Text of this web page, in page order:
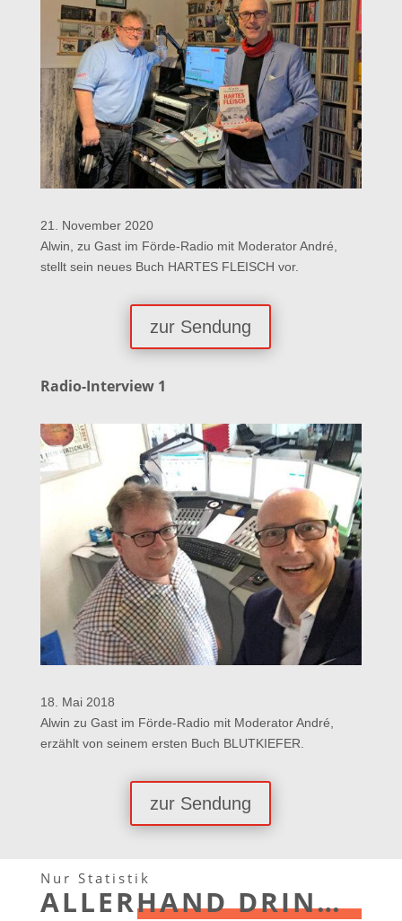
21. November 2020
Alwin, zu Gast im Förde-Radio mit Moderator André,
stellt sein neues Buch HARTES FLEISCH vor.
zur Sendung
Radio-Interview 1
18. Mai 2018
Alwin zu Gast im Förde-Radio mit Moderator André,
erzählt von seinem ersten Buch BLUTKIEFER.
zur Sendung
Nur Statistik
ALLERHAND DRIN…